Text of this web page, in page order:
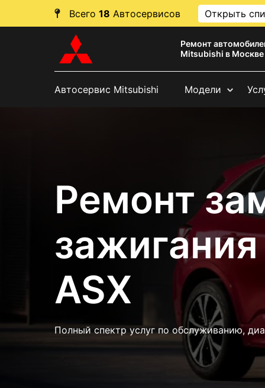
Всего 18 Автосервисов Открыть
Ремонт
Mitsubishi в Москве
Автосервис Mitsubishi Модели
Ремонт
ASX
Полный спектр услуг по обслуживанию,